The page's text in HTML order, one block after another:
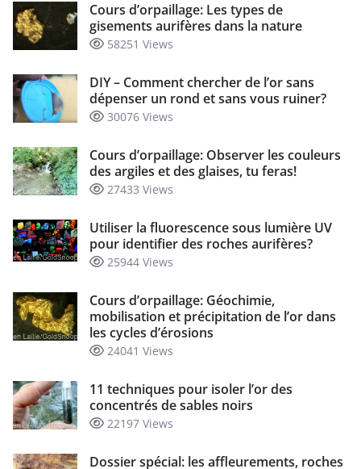
Cours d’orpaillage: Les types de
gisements aurifères dans la nature
58251 Views
DIY – Comment chercher de l’or sans
dépenser un rond et sans vous ruiner?
30076 Views
Cours d’orpaillage: Observer les couleurs
des argiles et des glaises, tu feras!
27433 Views
Utiliser la fluorescence sous lumière UV
pour identifier des roches aurifères?
25944 Views
Cours d’orpaillage: Géochimie,
mobilisation et précipitation de l’or dans
les cycles d’érosions
24041 Views
11 techniques pour isoler l’or des
concentrés de sables noirs
22197 Views
Dossier spécial: les affleurements, roches